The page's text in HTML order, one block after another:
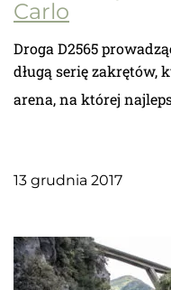
Carlo
Droga D2565
długą serię zakrętów,
arena, na której
13 grudnia 2017